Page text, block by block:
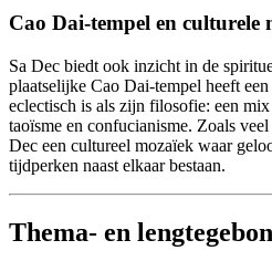
Cao Dai-tempel en culturele
Sa Dec biedt ook inzicht in de
plaatselijke Cao Dai-tempel heeft
eclectisch is als zijn filosofie: een
taoïsme en confucianisme. Zoals
Dec een cultureel mozaïek waar
tijdperken naast elkaar bestaan.
Thema- en